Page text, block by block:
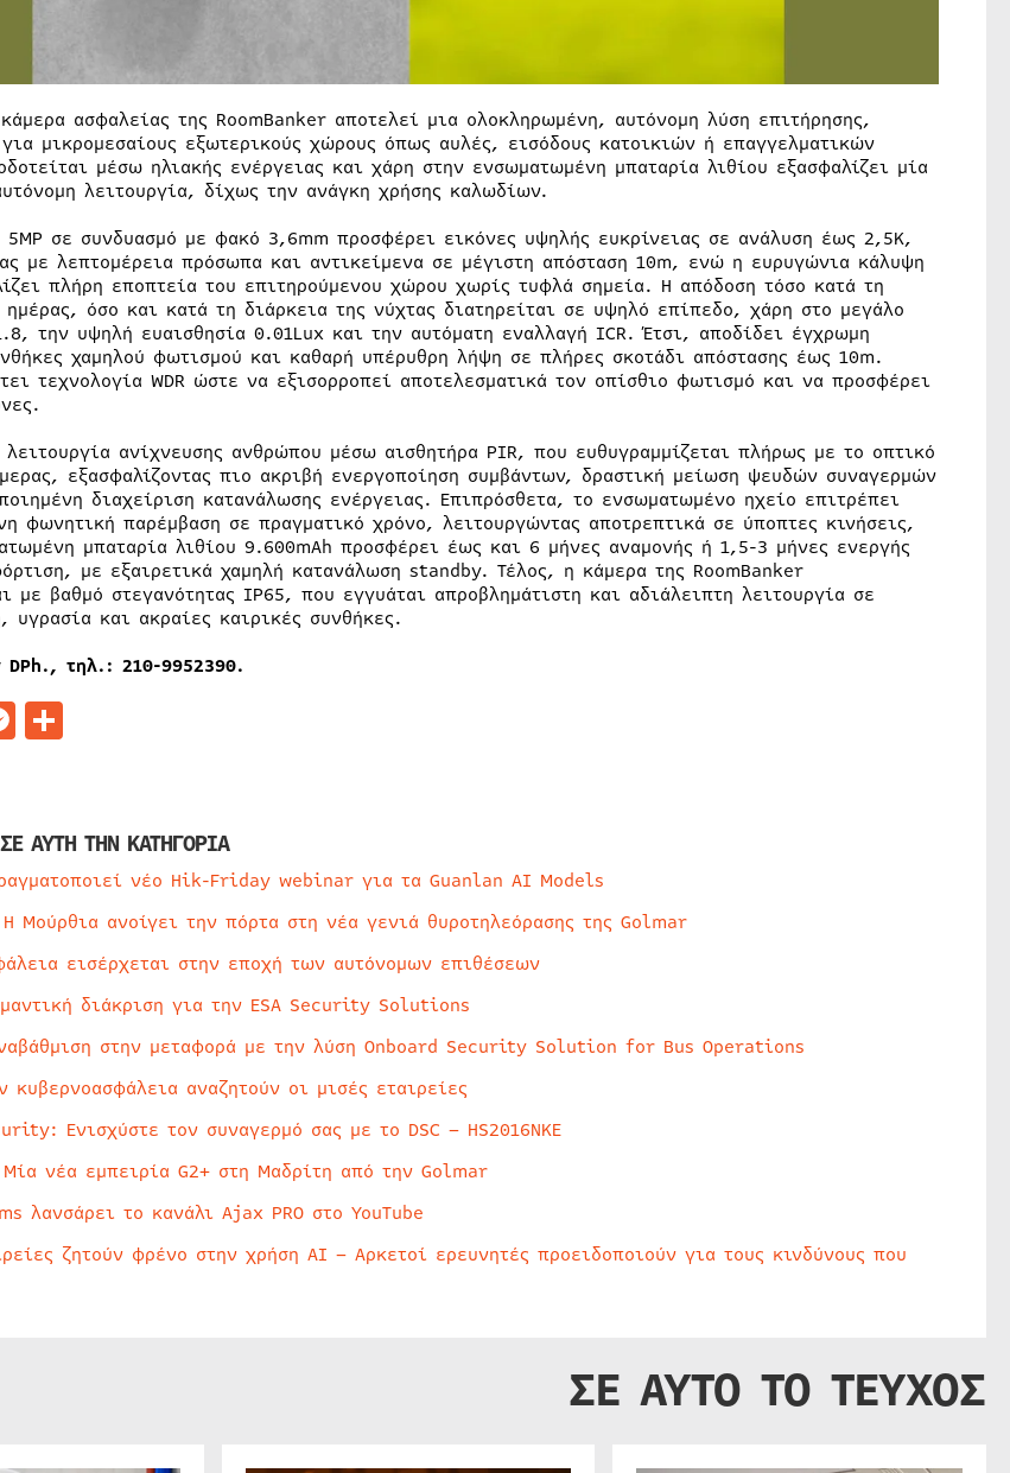
ασφαλείας της RoomBanker αποτελεί μια ολοκληρωμένη, αυτόνομη λύση επιτήρησης,
μικρομεσαίους εξωτερικούς χώρους όπως αυλές, εισόδους κατοικιών ή επαγγελματικών
μέσω ηλιακής ενέργειας και χάρη στην ενσωματωμένη μπαταρία λιθίου εξασφαλίζει μία
λειτουργία, δίχως την ανάγκη χρήσης καλωδίων.
5MP σε συνδυασμό με φακό 3,6mm προσφέρει εικόνες υψηλής ευκρίνειας σε ανάλυση έως 2,5K,
με λεπτομέρεια πρόσωπα και αντικείμενα σε μέγιστη απόσταση 10m, ενώ η ευρυγώνια κάλυψη
πλήρη εποπτεία του επιτηρούμενου χώρου χωρίς τυφλά σημεία. Η απόδοση τόσο κατά τη
ημέρας, όσο και κατά τη διάρκεια της νύχτας διατηρείται σε υψηλό επίπεδο, χάρη στο μεγάλο
την υψηλή ευαισθησία 0.01Lux και την αυτόματη εναλλαγή ICR. Έτσι, αποδίδει έγχρωμη
χαμηλού φωτισμού και καθαρή υπέρυθρη λήψη σε πλήρες σκοτάδι απόστασης έως 10m.
τεχνολογία WDR ώστε να εξισορροπεί αποτελεσματικά τον οπίσθιο φωτισμό και να προσφέρει
ανίχνευσης ανθρώπου μέσω αισθητήρα PIR, που ευθυγραμμίζεται πλήρως με το οπτικό
εξασφαλίζοντας πιο ακριβή ενεργοποίηση συμβάντων, δραστική μείωση ψευδών συναγερμών
διαχείριση κατανάλωσης ενέργειας. Επιπρόσθετα, το ενσωματωμένο ηχείο επιτρέπει
φωνητική παρέμβαση σε πραγματικό χρόνο, λειτουργώντας αποτρεπτικά σε ύποπτες κινήσεις,
μπαταρία λιθίου 9.600mAh προσφέρει έως και 6 μήνες αναμονής ή 1,5-3 μήνες ενεργής
με εξαιρετικά χαμηλή κατανάλωση standby. Τέλος, η κάμερα της RoomBanker
με βαθμό στεγανότητας IP65, που εγγυάται απροβλημάτιστη και αδιάλειπτη λειτουργία σε
υγρασία και ακραίες καιρικές συνθήκες.
τηλ.: 210-9952390.
Messenger
Μοιραστείτε
ΑΥΤΗ ΤΗΝ ΚΑΤΗΓΟΡΙΑ
νέο Hik-Friday webinar για τα Guanlan AI Models
Μούρθια ανοίγει την πόρτα στη νέα γενιά θυροτηλεόρασης της Golmar
εισέρχεται στην εποχή των αυτόνομων επιθέσεων
διάκριση για την ESA Security Solutions
στην μεταφορά με την λύση Onboard Security Solution for Bus Operations
κυβερνοασφάλεια αναζητούν οι μισές εταιρείες
Ενισχύστε τον συναγερμό σας με το DSC – HS2016NKE
νέα εμπειρία G2+ στη Μαδρίτη από την Golmar
λανσάρει το κανάλι Ajax PRO στο YouTube
ζητούν φρένο στην χρήση AI – Αρκετοί ερευνητές προειδοποιούν για τους κινδύνους που
ΣΕ ΑΥΤΟ ΤΟ ΤΕΥΧΟΣ